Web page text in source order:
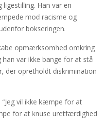
Han var en
mod racisme og
bokseringen.
opmærksomhed omkring
var ikke bange for at stå
der opretholdt diskrimination
vil ikke kæmpe for at
for at knuse uretfærdighed